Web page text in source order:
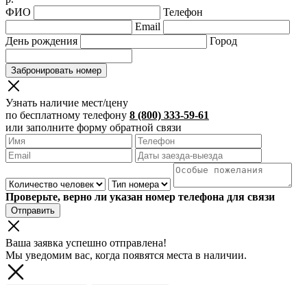
ФИО
Телефон
Email
День рождения
Город
Забронировать номер
Узнать наличие мест/цену
по бесплатному телефону 8 (800) 333-59-61
или заполните форму обратной связи
Проверьте, верно ли указан номер телефона для связи
Отправить
Ваша заявка успешно отправлена!
Мы уведомим вас, когда появятся места в наличии.